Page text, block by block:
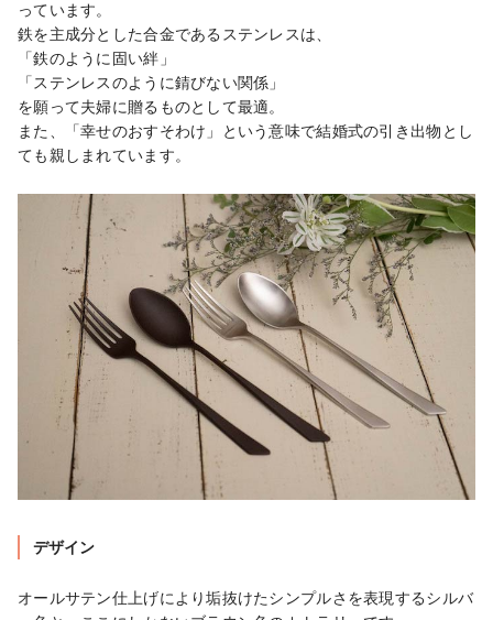
っています。
鉄を主成分とした合金であるステンレスは、
「鉄のように固い絆」
「ステンレスのように錆びない関係」
を願って夫婦に贈るものとして最適。
また、「幸せのおすそわけ」という意味で結婚式の引き出物とし
ても親しまれています。
デザイン
オールサテン仕上げにより垢抜けたシンプルさを表現するシルバ